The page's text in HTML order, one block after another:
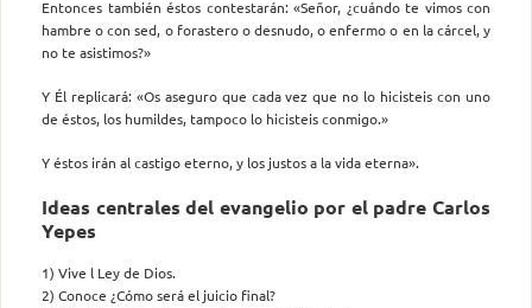
Entonces también éstos contestarán: «Señor, ¿cuándo te vimos con
hambre o con sed, o forastero o desnudo, o enfermo o en la cárcel, y
no te asistimos?»
Y Él replicará: «Os aseguro que cada vez que no lo hicisteis con uno
de éstos, los humildes, tampoco lo hicisteis conmigo.»
Y éstos irán al castigo eterno, y los justos a la vida eterna».
Ideas centrales del evangelio por el padre Carlos
Yepes
1) Vive l Ley de Dios.
2) Conoce ¿Cómo será el juicio final?